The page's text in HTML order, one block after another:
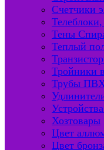
Счетчики
Тены
Теплый
Тройники
Трубы
Хозтовары
Цвет
Цвет